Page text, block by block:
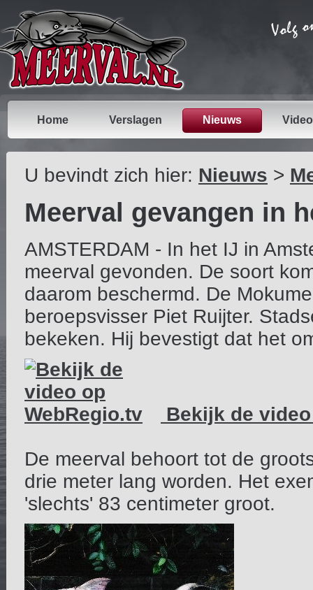
Home Verslagen Nieuws
U bevindt zich hier: Nieuws >
Meerval gevangen in
AMSTERDAM - In het IJ in
meerval gevonden. De soort
daarom beschermd. De
beroepsvisser Piet Ruijter.
bekeken. Hij bevestigt dat het
Bekijk de
De meerval behoort tot de
drie meter lang worden. Het
'slechts' 83 centimeter groot.